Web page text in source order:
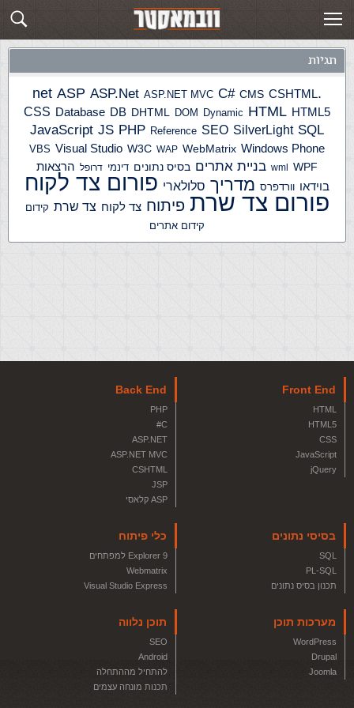
תגית: telegram פוסטים חדשים
תגיות
.net
ASP ASP.Net ASP.NET MVC C# CMS CSHTML
CSS Database DB DHTML DOM Dynamic HTML HTML5
JavaScript JS PHP Reference SEO SilverLight SQL
VBS Visual Studio W3C WAP WebMatrix Windows Phone
wml WPF בניית אתרים בסיס נתונים דינמי דרופל הרצאות
בוידאו וורדפרס מדריך סלולארי פורום צד לקוח
פורום צד שרת פיתוח צד לקוח צד שרת קידום
קידום אתרים
Front End
HTML
HTML5
CSS
JavaScript
jQuery
Back End
PHP
C#
ASP.NET
ASP.NET MVC
CSHTML
JSP
ASP קלאסי
בסיסי נתונים
SQL
PL-SQL
תכנון בסיס נתונים
כלי פיתוח
Explorer 9 למפתחים
Webmatrix
Visual Studio Express
מערכות תוכן
WordPress
Drupal
Joomla
תוכן נלווה
SEO
Android
להתחיל מההתחלה
תכנות מונחה עצמים